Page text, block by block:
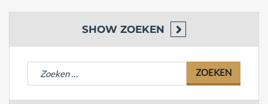
SHOW ZOEKEN
Zoeken
naar: